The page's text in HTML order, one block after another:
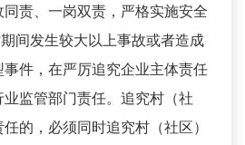
责、一岗双责，严格实施安全
间发生较大以上事故或者造成
件，在严厉追究企业主体责任
监管部门责任。追究村（社
的，必须同时追究村（社区）